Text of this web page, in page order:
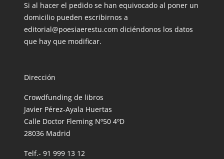
Si al hacer el pedido se han equivocado al poner un
domicilio pueden escribirnos a
editorial@poesiaerestu.com diciéndonos los datos
que hay que modificar.
Dirección
Crowdfunding de libros
Javier Pérez-Ayala Huertas
Calle Doctor Fleming Nº50 4ºD
28036 Madrid
Telf.- 91 999 13 12